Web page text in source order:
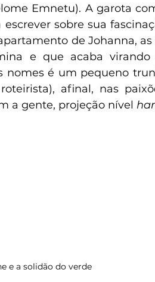
Emnetu). A garota
sobre sua
de Johanna,
e que acaba
nomes é um pequeno
afinal, nas
a gente, projeção nível
e a solidão do verde